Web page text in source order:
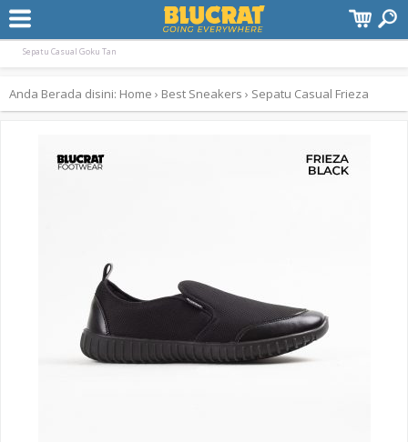
Terpopuler:
Sepatu Casual Trunk Sepatu Sneaker Frost Brown
Sepatu Casual Trunk Black
Sepatu Casual Goku Tan
Anda Berada disini: Home › Best Sneakers › Sepatu Casual Frieza